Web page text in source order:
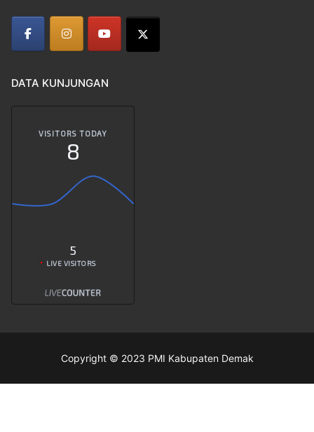
DATA KUNJUNGAN
VISITORS TODAY
8
5
LIVE VISITORS
Copyright © 2023 PMI Kabupaten Demak